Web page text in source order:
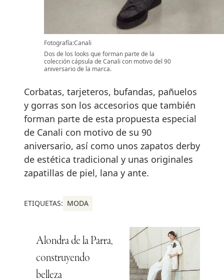
Fotografía:Canali
Dos de los looks que forman parte de la
colección cápsula de Canali con motivo del 90
aniversario de la marca.
Corbatas, tarjeteros, bufandas, pañuelos
y gorras son los accesorios que también
forman parte de esta propuesta especial
de Canali con motivo de su 90
aniversario, así como unos zapatos derby
de estética tradicional y unas originales
zapatillas de piel, lana y ante.
ETIQUETAS: MODA
Alondra de la Parra,
construyendo
belleza